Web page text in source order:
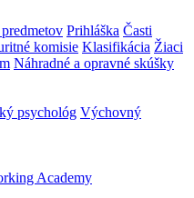
Prihláška Časti
komisie Klasifikácia Žiaci
Náhradné a opravné skúšky
psychológ Výchovný
Academy